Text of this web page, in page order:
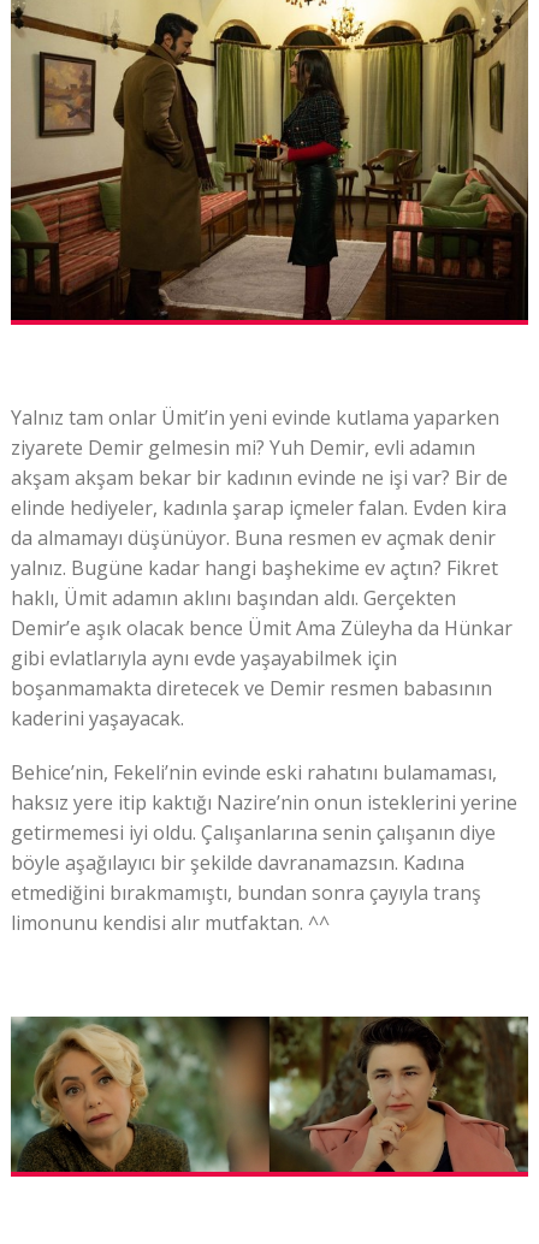
Yalnız tam onlar Ümit’in yeni evinde kutlama yaparken
ziyarete Demir gelmesin mi? Yuh Demir, evli adamın
akşam akşam bekar bir kadının evinde ne işi var? Bir de
elinde hediyeler, kadınla şarap içmeler falan. Evden kira
da almamayı düşünüyor. Buna resmen ev açmak denir
yalnız. Bugüne kadar hangi başhekime ev açtın? Fikret
haklı, Ümit adamın aklını başından aldı. Gerçekten
Demir’e aşık olacak bence Ümit Ama Züleyha da Hünkar
gibi evlatlarıyla aynı evde yaşayabilmek için
boşanmamakta diretecek ve Demir resmen babasının
kaderini yaşayacak.
Behice’nin, Fekeli’nin evinde eski rahatını bulamaması,
haksız yere itip kaktığı Nazire’nin onun isteklerini yerine
getirmemesi iyi oldu. Çalışanlarına senin çalışanın diye
böyle aşağılayıcı bir şekilde davranamazsın. Kadına
etmediğini bırakmamıştı, bundan sonra çayıyla tranş
limonunu kendisi alır mutfaktan. ^^